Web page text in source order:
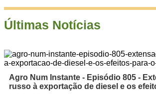
Últimas Notícias
Agro Num Instante - Episódio 805 -
russo à exportação de diesel e os